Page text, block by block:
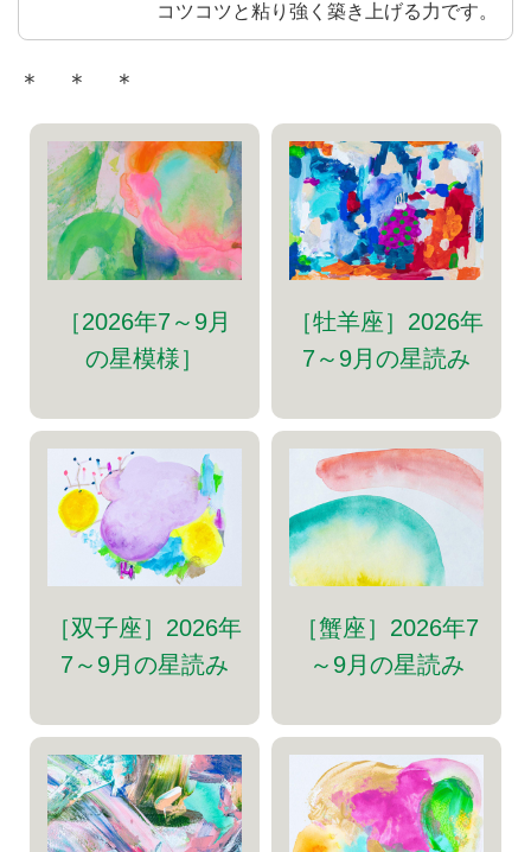
コツコツと粘り強く築き上げる力です。
＊ ＊ ＊
［2026年7～9月
の星模様］
［牡羊座］2026年
7～9月の星読み
［双子座］2026年
7～9月の星読み
［蟹座］2026年7
～9月の星読み